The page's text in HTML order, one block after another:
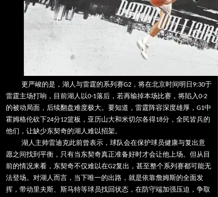
更严峻的是，湖人与雷霆的系列赛G2 ，将在北京时间明日 9:30于
雷霆主场打响，目前湖人以0-1落后，若再输掉本场比赛，将陷入0-2
的被动局面，后续翻盘难度极大。要知道，雷霆阵容深度雄厚， G1中
霍姆格伦砍下24分12篮板，亚历山大和米切尔各得18分，全民皆兵的
他们，让缺少东契奇的湖人难以招架。
湖人主帅雷迪克此前曾表示，球队会在保护球员健康与复出意
愿之间找到平衡，只有当东契奇真正准备好时才会让他上场。但从目
前的情况来看，东契奇不仅难以在G2复出，甚至整个系列赛都可能无
法登场。对湖人而言，当下唯一的出路，就是依靠詹姆斯的全面发
挥，带动里夫斯、斯马特等球员找回状态，在防守端加强压迫，争取